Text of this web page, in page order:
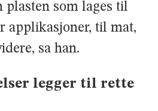
plasten som lages til
applikasjoner, til mat,
sa han.
legger til rette